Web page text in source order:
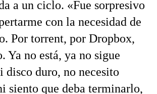
a un ciclo. «Fue sorpresivo
con la necesidad de
Por torrent, por Dropbox,
Ya no está, ya no sigue
disco duro, no necesito
siento que deba terminarlo,